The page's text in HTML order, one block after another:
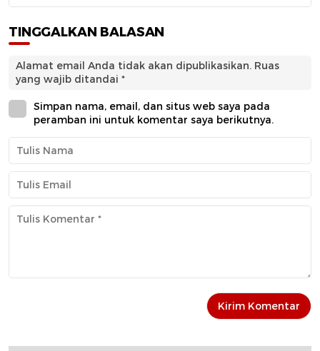
TINGGALKAN BALASAN
Alamat email Anda tidak akan dipublikasikan. Ruas
yang wajib ditandai *
Simpan nama, email, dan situs web saya pada
peramban ini untuk komentar saya berikutnya.